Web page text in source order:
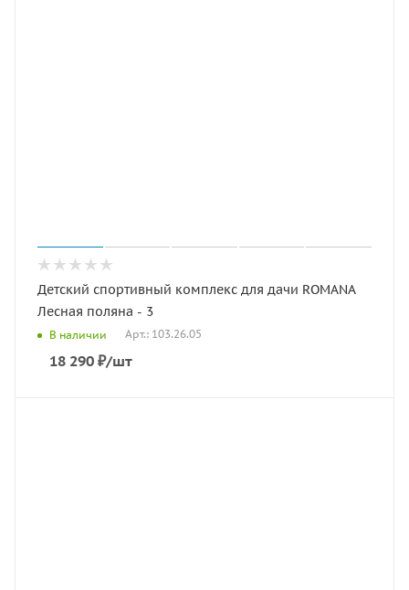
Детский спортивный комплекс для дачи ROMANA
Лесная поляна - 3
В наличии Арт.: 103.26.05
18 290 ₽/шт